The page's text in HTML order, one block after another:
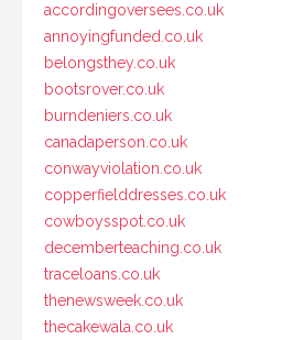
accordingoversees.co.uk
annoyingfunded.co.uk
belongsthey.co.uk
bootsrover.co.uk
burndeniers.co.uk
canadaperson.co.uk
conwayviolation.co.uk
copperfielddresses.co.uk
cowboysspot.co.uk
decemberteaching.co.uk
traceloans.co.uk
thenewsweek.co.uk
thecakewala.co.uk